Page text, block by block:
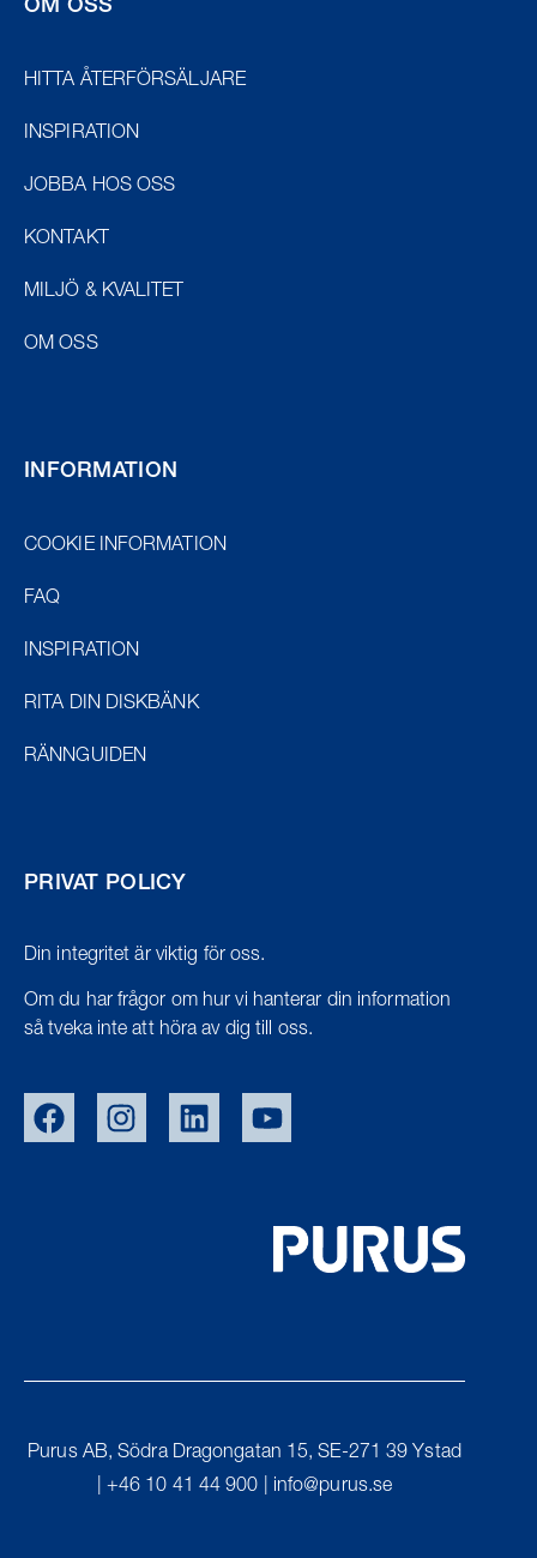
UK
FIN
OM OSS
HITTA ÅTERFÖRSÄLJARE
INSPIRATION
JOBBA HOS OSS
KONTAKT
MILJÖ & KVALITET
OM OSS
INFORMATION
COOKIE INFORMATION
FAQ
INSPIRATION
RITA DIN DISKBÄNK
RÄNNGUIDEN
PRIVAT POLICY
Din integritet är viktig för oss.
Om du har frågor om hur vi hanterar din information
så tveka inte att höra av dig till oss.
Purus AB, Södra Dragongatan 15, SE-271 39 Ystad
| +46 10 41 44 900 | info@purus.se